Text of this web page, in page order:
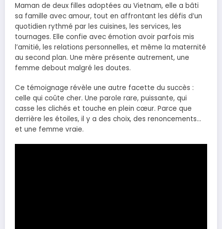
Maman de deux filles adoptées au Vietnam, elle a bâti
sa famille avec amour, tout en affrontant les défis d’un
quotidien rythmé par les cuisines, les services, les
tournages. Elle confie avec émotion avoir parfois mis
l’amitié, les relations personnelles, et même la maternité
au second plan. Une mère présente autrement, une
femme debout malgré les doutes.
Ce témoignage révèle une autre facette du succès :
celle qui coûte cher. Une parole rare, puissante, qui
casse les clichés et touche en plein cœur. Parce que
derrière les étoiles, il y a des choix, des renoncements…
et une femme vraie.